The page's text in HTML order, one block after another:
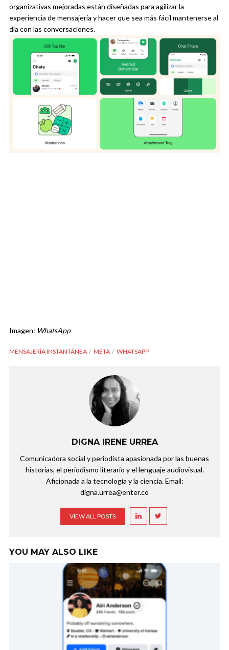
organizativas mejoradas están diseñadas para agilizar la
experiencia de mensajería y hacer que sea más fácil mantenerse al
día con las conversaciones.
Imagen: WhatsApp
MENSAJERÍA INSTANTÁNEA META WHATSAPP
DIGNA IRENE URREA
Comunicadora social y periodista apasionada por las buenas
historias, el periodismo literario y el lenguaje audiovisual.
Aficionada a la tecnología y la ciencia. Email:
digna.urrea@enter.co
VIEW ALL POSTS
YOU MAY ALSO LIKE